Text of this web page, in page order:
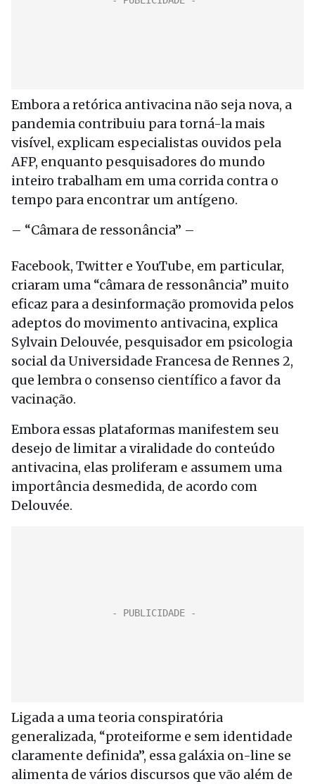
Embora a retórica antivacina não seja nova, a
pandemia contribuiu para torná-la mais
visível, explicam especialistas ouvidos pela
AFP, enquanto pesquisadores do mundo
inteiro trabalham em uma corrida contra o
tempo para encontrar um antígeno.
– “Câmara de ressonância” –
Facebook, Twitter e YouTube, em particular,
criaram uma “câmara de ressonância” muito
eficaz para a desinformação promovida pelos
adeptos do movimento antivacina, explica
Sylvain Delouvée, pesquisador em psicologia
social da Universidade Francesa de Rennes 2,
que lembra o consenso científico a favor da
vacinação.
Embora essas plataformas manifestem seu
desejo de limitar a viralidade do conteúdo
antivacina, elas proliferam e assumem uma
importância desmedida, de acordo com
Delouvée.
Ligada a uma teoria conspiratória
generalizada, “proteiforme e sem identidade
claramente definida”, essa galáxia on-line se
alimenta de vários discursos que vão além de